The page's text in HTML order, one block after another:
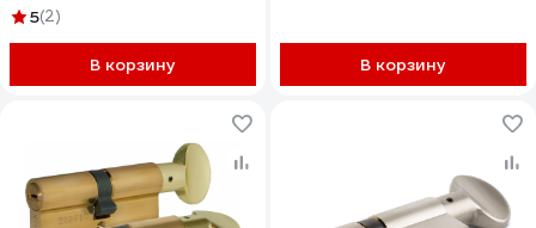
никель 8184
5(2)
В корзину В корзину